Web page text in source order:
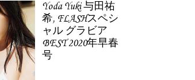
Yoda Yuki 与田祐
希, FLASHスペシ
ャル グラビア
BEST 2020年早春
号